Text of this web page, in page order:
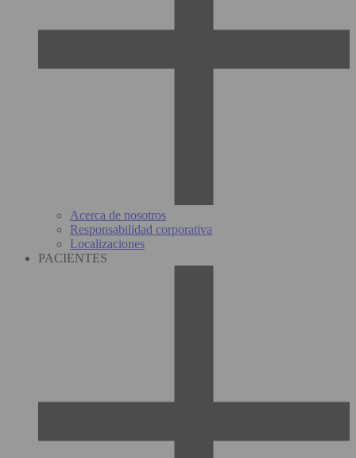
Acerca de nosotros
Responsabilidad corporativa
Localizaciones
PACIENTES